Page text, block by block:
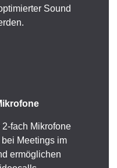
Sound
fach Mikrofone
Meetings im
ermöglichen